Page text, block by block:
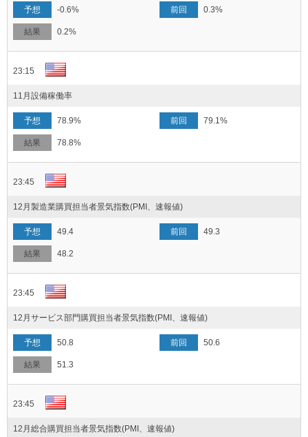
-0.6% 0.3%
0.2%
23:15
11月設備稼働率
78.9% 79.1%
78.8%
23:45
12月製造業購買担当者景気指数(PMI、速報値)
49.4 49.3
48.2
23:45
12月サービス部門購買担当者景気指数(PMI、速報値)
50.8 50.6
51.3
23:45
12月総合購買担当者景気指数(PMI、速報値)